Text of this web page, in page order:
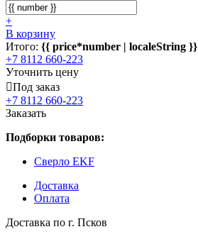
+
В корзину
Итого: {{ price*number | localeString }}
+7 8112 660-223
Уточнить цену
Под заказ
+7 8112 660-223
Заказать
Подборки товаров:
Сверло EKF
Доставка
Оплата
Доставка по г. Псков